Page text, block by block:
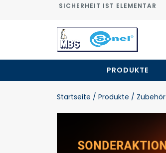
SICHERHEIT IST ELEMENTAR
PRODUKTE
Startseite / Produkte / Zubehör